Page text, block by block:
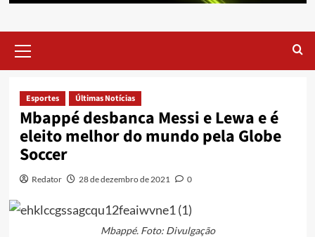
Menu
Esportes Últimas Notícias
Mbappé desbanca Messi e Lewa e é
eleito melhor do mundo pela Globe
Soccer
Redator 28 de dezembro de 2021 0
Mbappé. Foto: Divulgação